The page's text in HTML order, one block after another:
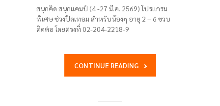
สนุกคิด สนุกแคมป์ (4 -27 มี.ค. 2569) โปรแกรม
พิเศษ ช่วงปิดเทอม สำหรับน้องๆ อายุ 2 – 6 ขวบ
ติดต่อ โดยตรงที่ 02-204-2218-9
CONTINUE READING